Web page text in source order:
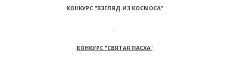
КОНКУРС "ВЗГЛЯД ИЗ КОСМОСА"
КОНКУРС "СВЯТАЯ ПАСХА"